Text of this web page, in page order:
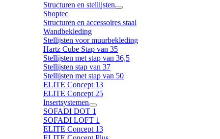
Structuren en stellijsten
Shoptec
Structuren en accessoires staal
Wandbekleding
Stellijsten voor muurbekleding
Hartz Cube Stap van 35
Stellijsten met stap van 36,5
Stellijsten stap van 37
Stellijsten met stap van 50
ELITE Concept 13
ELITE Concept 25
Insertsystemen
SOFADI DOT 1
SOFADI LOFT 1
ELITE Concept 13